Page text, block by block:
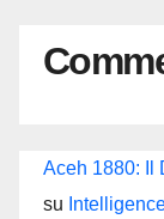
Aceh 1880: Il
su